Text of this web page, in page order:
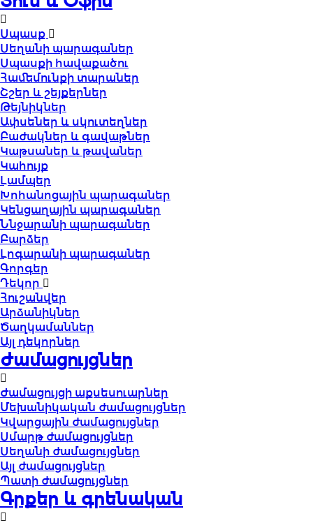
Սպասք
Սեղանի պարագաներ
Սպասքի հավաքածու
Համեմունքի տարաներ
Շշեր և շեյքերներ
Թեյնիկներ
Ափսեներ և սկուտեղներ
Բաժակներ և գավաթներ
Կաթսաներ և թավաներ
Կահույք
Լամպեր
Խոհանոցային պարագաներ
Կենցաղային պարագաներ
Ննջարանի պարագաներ
Բարձեր
Լոգարանի պարագաներ
Գորգեր
Դեկոր
Հուշանվեր
Արձանիկներ
Ծաղկամաններ
Այլ դեկորներ
Ժամացույցներ
Ժամացույցի աքսեսուարներ
Մեխանիկական ժամացույցներ
Կվարցային ժամացույցներ
Սմարթ ժամացույցներ
Սեղանի ժամացույցներ
Այլ ժամացույցներ
Պատի ժամացույցներ
Գրքեր և գրենական